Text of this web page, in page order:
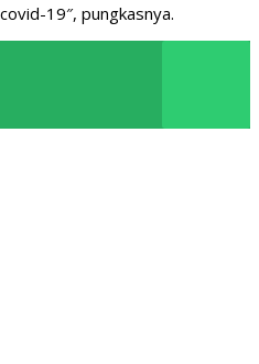
19″, pungkasnya.